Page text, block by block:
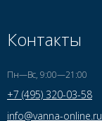
Контакты
Пн—Вс, 9:00—21:00
+7 (495) 320-03-58
info@vanna-online.ru